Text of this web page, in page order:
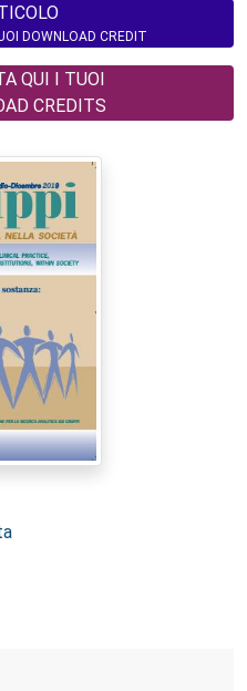
DOWNLOAD CREDIT
QUI I TUOI
CREDITS